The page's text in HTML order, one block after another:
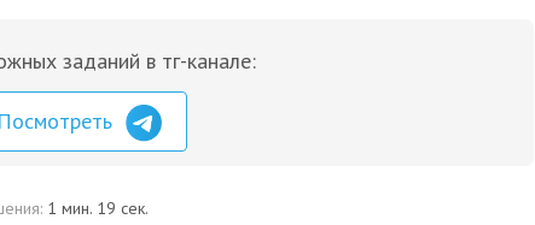
заданий в тг-канале:
Посмотреть
1 мин. 19 сек.